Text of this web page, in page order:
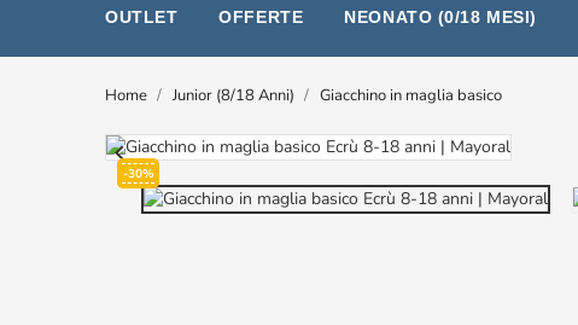
OUTLET OFFERTE NEONATO (0/18 MESI)
Home Junior (8/18 Anni) Giacchino in maglia basico
-30%
